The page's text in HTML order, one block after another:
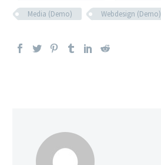
Media (Demo)
Webdesign (Demo)